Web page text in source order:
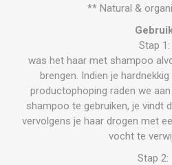
** Natural &
Stap 1:
was het haar met shampoo
brengen. Indien je
productophoping raden we
shampoo te gebruiken, je vindt
vervolgens je haar drogen met
vocht te
Stap 2: